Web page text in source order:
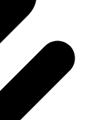
online